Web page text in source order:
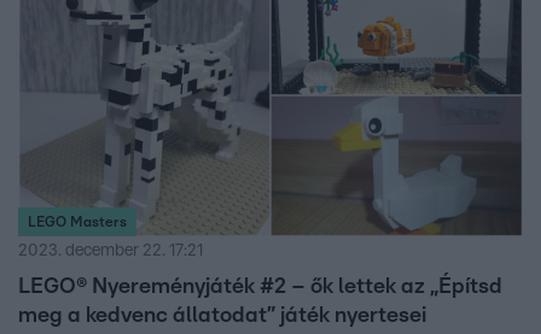
LEGO Masters
2023. december 22. 17:21
LEGO® Nyereményjáték #2 – ők lettek az „Építsd
meg a kedvenc állatodat” játék nyertesei